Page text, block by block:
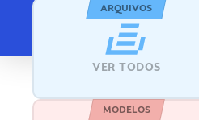
ARQUIVOS
VER TODOS
MODELOS